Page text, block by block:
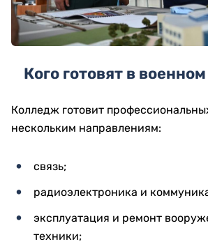
Кого готовят в
Колледж готовит
нескольким направлениям:
связь;
радиоэлектроника и
эксплуатация и ремонт
техники;